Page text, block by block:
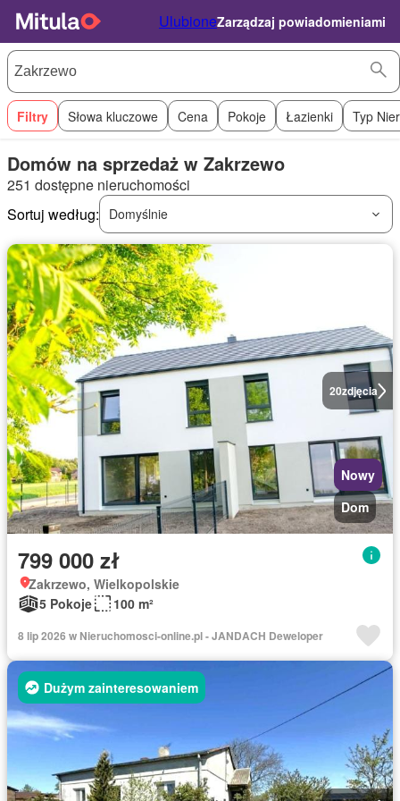
UlubioneZarządzaj powiadomieniami
Filtry Słowa kluczowe Cena Pokoje Łazienki Typ
Domów na sprzedaż w Zakrzewo
251 dostępne nieruchomości
Sortuj według:
Domyślnie
20zdjęcia
Nowy
Dom
799 000 zł
Zakrzewo, Wielkopolskie
5 Pokoje
100 m²
8 lip 2026 w Nieruchomosci-online.pl - JANDACH Deweloper
Dużym zainteresowaniem